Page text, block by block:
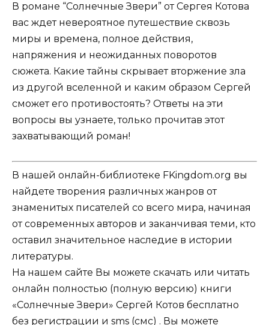
В романе “Солнечные Звери” от Сергея Котова
вас ждет невероятное путешествие сквозь
миры и времена, полное действия,
напряжения и неожиданных поворотов
сюжета. Какие тайны скрывает вторжение зла
из другой вселенной и каким образом Сергей
сможет его противостоять? Ответы на эти
вопросы вы узнаете, только прочитав этот
захватывающий роман!
В нашей онлайн-библиотеке FKingdom.org вы
найдете творения различных жанров от
знаменитых писателей со всего мира, начиная
от современных авторов и заканчивая теми, кто
оставил значительное наследие в истории
литературы.
На нашем сайте Вы можете скачать или читать
онлайн полностью (полную версию) книги
«Солнечные Звери» Сергей Котов бесплатно
без регистрации и sms (смс) . Вы можете